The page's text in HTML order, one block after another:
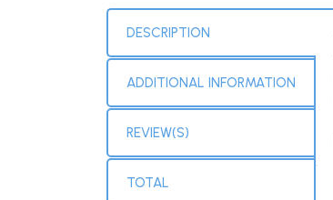
DESCRIPTION
ADDITIONAL INFORMATION
REVIEW(S)
TOTAL